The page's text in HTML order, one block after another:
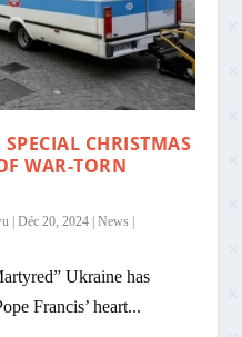
CHRISTMAS
WAR-TORN
|Déc 20, 2024 |News |
Ukraine has
Francis’ heart...